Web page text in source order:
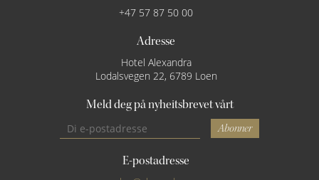
+47 57 87 50 00
Adresse
Hotel Alexandra
Lodalsvegen 22, 6789 Loen
Meld deg på nyheitsbrevet vårt
Abonner
E-postadresse